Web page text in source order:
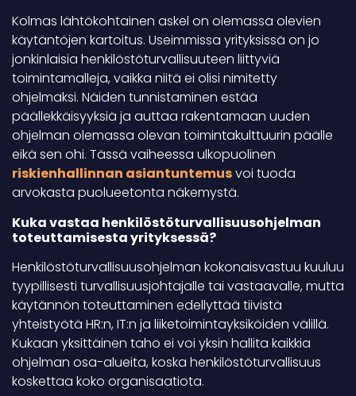
Kolmas lähtökohtainen askel on olemassa olevien
käytäntöjen kartoitus. Useimmissa yrityksissä on jo
jonkinlaisia henkilöstöturvallisuuteen liittyviä
toimintamalleja, vaikka niitä ei olisi nimitetty
ohjelmaksi. Näiden tunnistaminen estää
päällekkäisyyksiä ja auttaa rakentamaan uuden
ohjelman olemassa olevan toimintakulttuurin päälle
eikä sen ohi. Tässä vaiheessa ulkopuolinen
riskienhallinnan asiantuntemusvoi tuoda
arvokasta puolueetonta näkemystä.
Kuka vastaa henkilöstöturvallisuusohjelman
toteuttamisesta yrityksessä?
Henkilöstöturvallisuusohjelman kokonaisvastuu kuuluu
tyypillisesti turvallisuusjohtajalle tai vastaavalle, mutta
käytännön toteuttaminen edellyttää tiivistä
yhteistyötä HR:n, IT:n ja liiketoimintayksiköiden välillä.
Kukaan yksittäinen taho ei voi yksin hallita kaikkia
ohjelman osa-alueita, koska henkilöstöturvallisuus
koskettaa koko organisaatiota.